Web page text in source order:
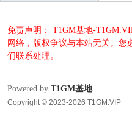
免责声明： T1GM基地-
网络，版权争议与本站无关。
们联系处理。
Powered by T1GM基地
Copyright © 2023-2026 T1GM.VIP